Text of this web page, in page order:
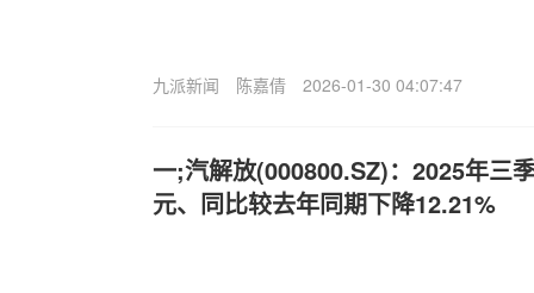
九派新闻 陈嘉倩 2026-01-30 04:07:47
一;汽解放(000800.SZ)：2025年三
元、同比较去年同期下降12.21%